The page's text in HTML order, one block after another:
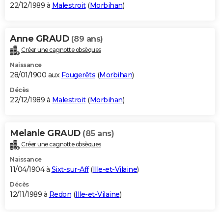
22/12/1989 à Malestroit(Morbihan)
Anne GRAUD (89 ans)
Créer une cagnotte obsèques
Naissance
28/01/1900 aux Fougerêts (Morbihan)
Décès
22/12/1989 à Malestroit(Morbihan)
Melanie GRAUD (85 ans)
Créer une cagnotte obsèques
Naissance
11/04/1904 à Sixt-sur-Aff(Ille-et-Vilaine)
Décès
12/11/1989 à Redon (Ille-et-Vilaine)